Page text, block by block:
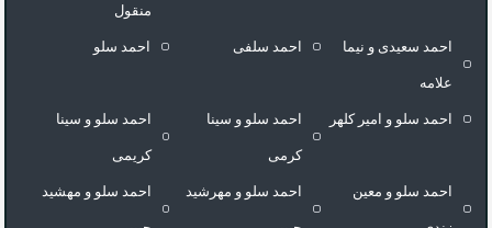
منقول
احمد سعیدی و نیما
علامه
احمد سلفی احمد سلو
احمد سلو و امیر کلهر احمد سلو و سینا
کرمی
احمد سلو و سینا
کریمی
احمد سلو و معین احمد سلو و مهرشید احمد سلو و مهشید